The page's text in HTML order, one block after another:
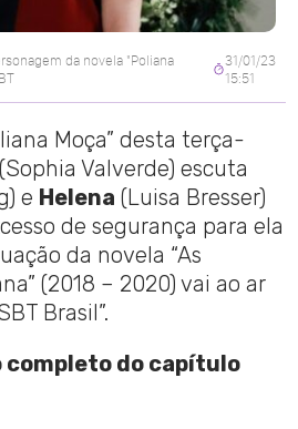
da novela "Poliana
31/01/23
15:51
Moça” desta terça-
(Sophia Valverde) escuta
e Helena (Luisa Bresser)
de segurança para ela
da novela “As
(2018 – 2020) vai ao ar
Brasil”.
completo do capítulo